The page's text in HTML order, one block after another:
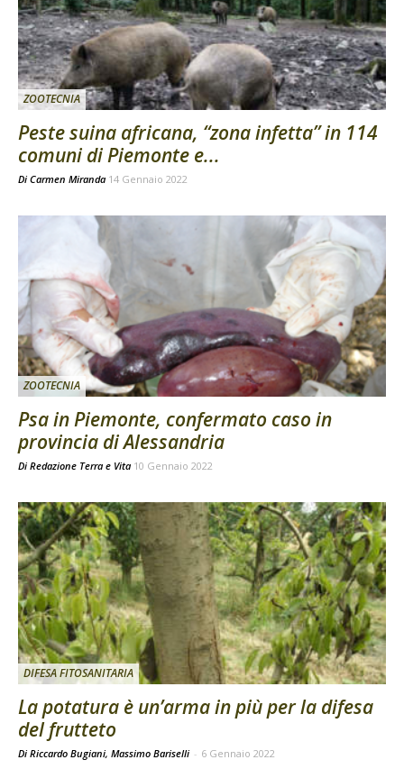
ZOOTECNIA
Peste suina africana, “zona infetta” in 114
comuni di Piemonte e...
Di Carmen Miranda 14 Gennaio 2022
ZOOTECNIA
Psa in Piemonte, confermato caso in
provincia di Alessandria
Di Redazione Terra e Vita 10 Gennaio 2022
DIFESA FITOSANITARIA
La potatura è un’arma in più per la difesa
del frutteto
Di Riccardo Bugiani, Massimo Bariselli - 6 Gennaio 2022